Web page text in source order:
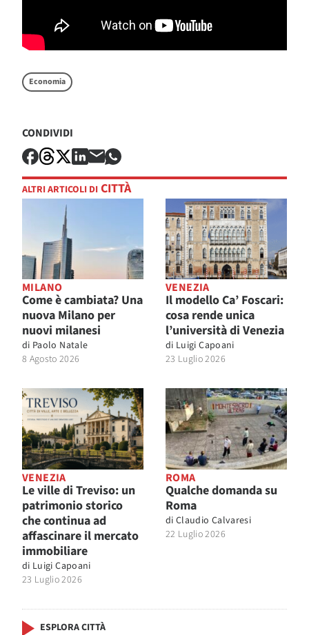
Economia
CONDIVIDI
ALTRI ARTICOLI DI CITTÀ
MILANO
Come è cambiata? Una
nuova Milano per
nuovi milanesi
di Paolo Natale
8 Agosto 2026
VENEZIA
Il modello Ca’ Foscari:
cosa rende unica
l’università di Venezia
di Luigi Capoani
23 Luglio 2026
VENEZIA
Le ville di Treviso: un
patrimonio storico
che continua ad
affascinare il mercato
immobiliare
di Luigi Capoani
23 Luglio 2026
ROMA
Qualche domanda su
Roma
di Claudio Calvaresi
22 Luglio 2026
ESPLORA CITTÀ